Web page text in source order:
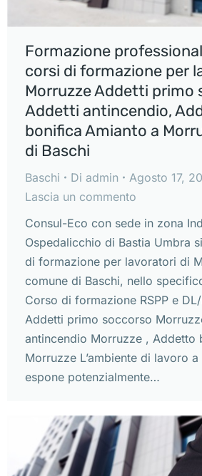
Formazione
corsi di formazione per
Morruzze Addetti primo
Addetti antincendio,
bonifica Amianto a
di Baschi
Baschi Di admin
Agosto 17,
Lascia un commento
Consul-Eco con sede in zona
Ospedalicchio di Bastia Umbra
di formazione per lavoratori di
comune di Baschi, nello
Corso di formazione RSPP e
Addetti primo soccorso
antincendio Morruzze , Addetto
Morruzze L’ambiente di lavoro
espone potenzialmente…